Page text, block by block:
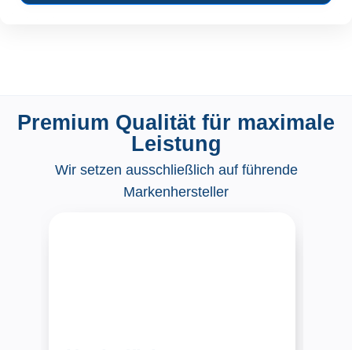
Premium Qualität für maximale
Leistung
Wir setzen ausschließlich auf führende
Markenhersteller